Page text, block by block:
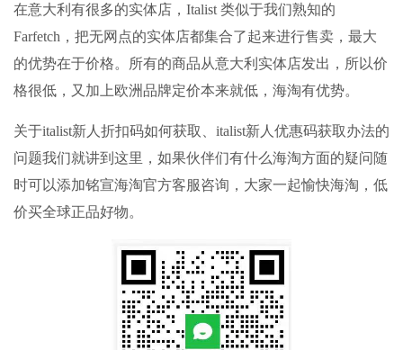
在意大利有很多的实体店，Italist 类似于我们熟知的
Farfetch，把无网点的实体店都集合了起来进行售卖，最大
的优势在于价格。所有的商品从意大利实体店发出，所以价
格很低，又加上欧洲品牌定价本来就低，海淘有优势。
关于italist新人折扣码如何获取、italist新人优惠码获取办法的
问题我们就讲到这里，如果伙伴们有什么海淘方面的疑问随
时可以添加铭宣海淘官方客服咨询，大家一起愉快海淘，低
价买全球正品好物。